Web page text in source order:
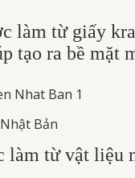
làm từ giấy
tạo ra bề mặt
Bản
làm từ vật liệu